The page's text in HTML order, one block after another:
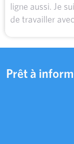
ligne aussi. Je
de travailler
Prêt à